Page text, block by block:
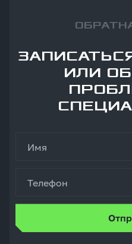
ИЛИ
Имя
Телефон